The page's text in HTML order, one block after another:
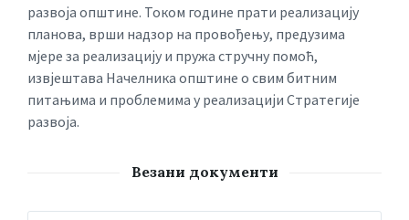
развоја општине. Током године прати реализацију
планова, врши надзор на провођењу, предузима
мјере за реализацију и пружа стручну помоћ,
извјештава Начелника општине о свим битним
питањима и проблемима у реализацији Стратегије
развоја.
Везани документи